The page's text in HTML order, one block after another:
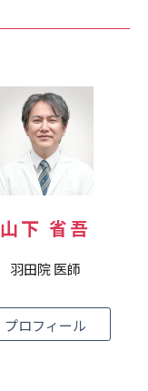
山下 省吾
羽田院 医師
プロフィール